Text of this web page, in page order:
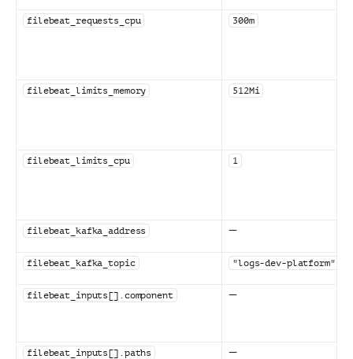
filebeat_requests_cpu 300m
filebeat_limits_memory 512Mi
filebeat_limits_cpu 1
filebeat_kafka_address —
filebeat_kafka_topic "logs-dev-platform"
filebeat_inputs[].component —
filebeat_inputs[].paths —